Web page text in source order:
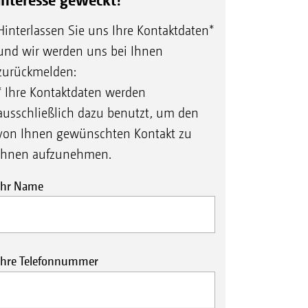
Sie uns Ihre Kontaktdaten*
wir werden uns bei Ihnen
Ihre Kontaktdaten werden
dazu benutzt, um den
Ihnen gewünschten Kontakt zu
aufzunehmen.
Name
Telefonnummer